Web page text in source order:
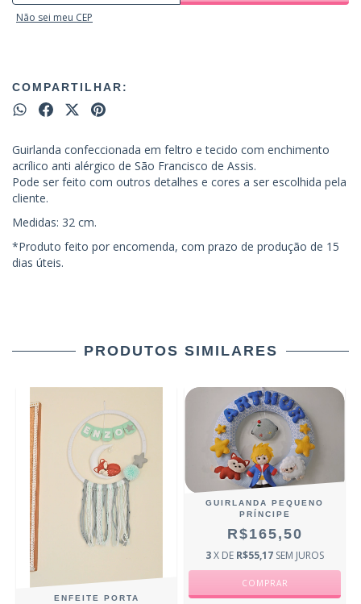
Não sei meu CEP
COMPARTILHAR:
Guirlanda confeccionada em feltro e tecido com enchimento
acrílico anti alérgico de São Francisco de Assis.
Pode ser feito com outros detalhes e cores a ser escolhida pela
cliente.
Medidas: 32 cm.
*Produto feito por encomenda, com prazo de produção de 15
dias úteis.
PRODUTOS SIMILARES
ENFEITE PORTA
GUIRLANDA PEQUENO
PRÍNCIPE
R$165,50
3X DE R$55,17 SEM JUROS